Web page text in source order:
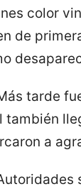
color
de
tarde
también
a